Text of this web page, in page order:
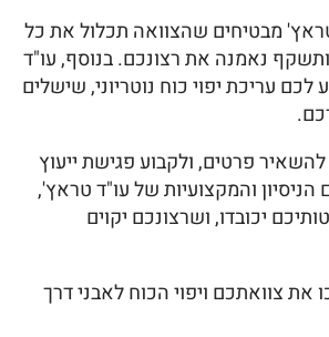
טראץ' מבטיחים שהצוואה תכלול את כל
נאמנה את רצונכם. בנוסף, עו"ד
עריכת יפוי כוח נוטריוני, שישלים
פרטים, ולקבוע פגישת ייעוץ
הניסיון והמקצועיות של עו"ד טראץ',
יכובדו, ושרצונכם יקוים
את צוואתכם ויפוי הכוח לאבני דרך